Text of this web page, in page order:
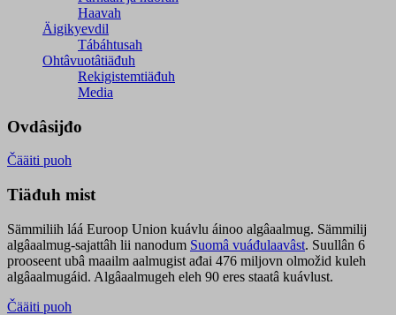
Haavah
Äigikyevdil
Tábáhtusah
Ohtâvuotâtiäđuh
Rekigistemtiäđuh
Media
Ovdâsijđo
Čääiti puoh
Tiäđuh mist
Sämmiliih láá Euroop Union kuávlu áinoo algâaalmug. Sämmilij
algâaalmug-sajattâh lii nanodum Suomâ vuáđulaavâst. Suullân 6
prooseent ubâ maailm aalmugist ađai 476 miljovn olmožid kuleh
algâaalmugáid. Algâaalmugeh eleh 90 eres staatâ kuávlust.
Čääiti puoh